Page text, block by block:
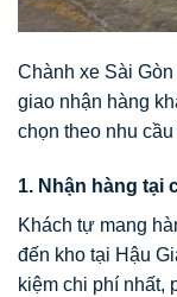
Chành xe Sài
giao nhận hàng
chọn theo nhu
1. Nhận hàng tại
Khách tự mang
đến kho tại Hậu
kiệm chi phí nhất,